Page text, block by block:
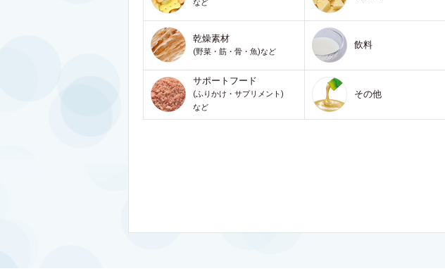
など
乾燥素材
(野菜・筋・骨・魚)など
飲料
サポートフード
(ふりかけ・サプリメント)
など
その他